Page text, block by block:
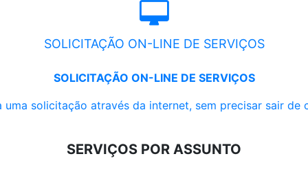
SOLICITAÇÃO ON-LINE DE SERVIÇOS
SOLICITAÇÃO ON-LINE DE SERVIÇOS
uma solicitação através da internet, sem precisar sair de
SERVIÇOS POR ASSUNTO